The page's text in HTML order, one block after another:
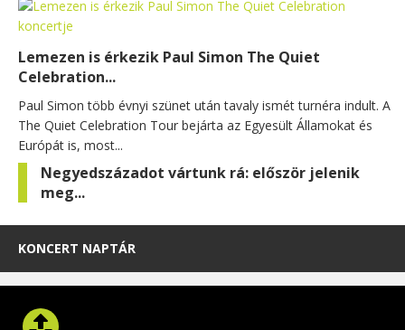
Lemezen is érkezik Paul Simon The Quiet
Celebration...
Paul Simon több évnyi szünet után tavaly ismét turnéra indult. A
The Quiet Celebration Tour bejárta az Egyesült Államokat és
Európát is, most...
Negyedszázadot vártunk rá: először jelenik
meg...
KONCERT NAPTÁR